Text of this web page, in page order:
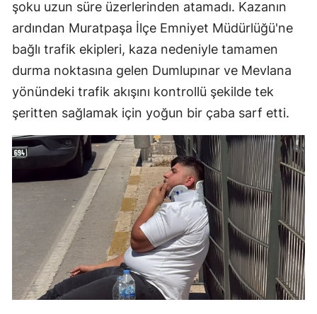
şoku uzun süre üzerlerinden atamadı. Kazanın
ardından Muratpaşa İlçe Emniyet Müdürlüğü'ne
bağlı trafik ekipleri, kaza nedeniyle tamamen
durma noktasına gelen Dumlupınar ve Mevlana
yönündeki trafik akışını kontrollü şekilde tek
şeritten sağlamak için yoğun bir çaba sarf etti.